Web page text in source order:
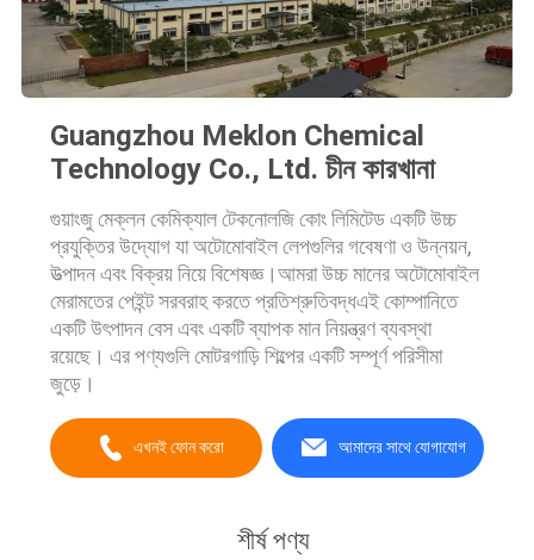
Guangzhou Meklon Chemical
Technology Co., Ltd. চীন কারখানা
গুয়াংজু মেক্লন কেমিক্যাল টেকনোলজি কোং লিমিটেড একটি উচ্চ
প্রযুক্তির উদ্যোগ যা অটোমোবাইল লেপগুলির গবেষণা ও উন্নয়ন,
উত্পাদন এবং বিক্রয় নিয়ে বিশেষজ্ঞ।আমরা উচ্চ মানের অটোমোবাইল
মেরামতের পেইন্ট সরবরাহ করতে প্রতিশ্রুতিবদ্ধএই কোম্পানিতে
একটি উৎপাদন বেস এবং একটি ব্যাপক মান নিয়ন্ত্রণ ব্যবস্থা
রয়েছে। এর পণ্যগুলি মোটরগাড়ি শিল্পের একটি সম্পূর্ণ পরিসীমা
জুড়ে।
এখনই ফোন করো আমাদের সাথে যোগাযোগ
শীর্ষ পণ্য